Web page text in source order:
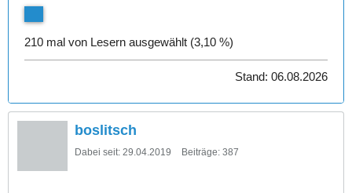
210 mal von Lesern ausgewählt (3,10 %)
Stand: 06.08.2026
boslitsch
Dabei seit: 29.04.2019 Beiträge: 387